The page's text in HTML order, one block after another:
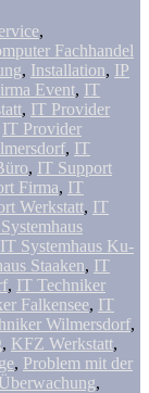
,
Fachhandel
, Installation, IP
Event, IT
, IT Provider
IT Provider
, IT
, IT Support
Firma, IT
Werkstatt, IT
IT Systemhaus Ku-
Staaken, IT
, IT Techniker
Falkensee, IT
Wilmersdorf,
, KFZ Werkstatt,
, Problem mit der
,